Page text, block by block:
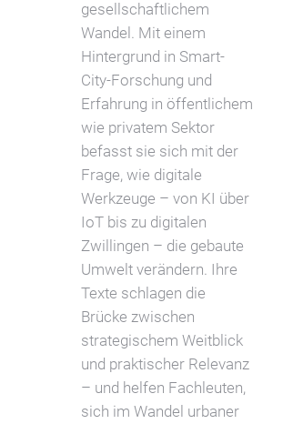
gesellschaftlichem
Wandel. Mit einem
Hintergrund in Smart-
City-Forschung und
Erfahrung in öffentlichem
wie privatem Sektor
befasst sie sich mit der
Frage, wie digitale
Werkzeuge – von KI über
IoT bis zu digitalen
Zwillingen – die gebaute
Umwelt verändern. Ihre
Texte schlagen die
Brücke zwischen
strategischem Weitblick
und praktischer Relevanz
– und helfen Fachleuten,
sich im Wandel urbaner